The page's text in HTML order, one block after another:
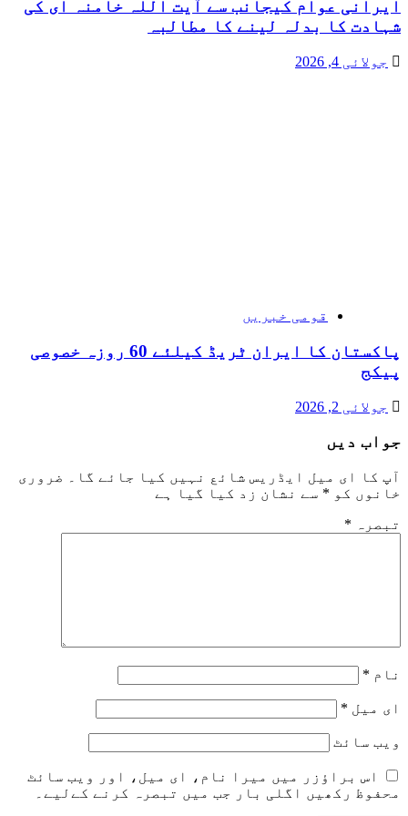
ایرانی عوام کیجانب سے آیت اللہ خامنہ ای کی
شہادت کا بدلہ لینے کا مطالبہ
جولائی 4, 2026
قومی خبریں
پاکستان کا ایران ٹریڈ کیلئے 60 روزہ خصوصی
پیکج
جولائی 2, 2026
جواب دیں
آپ کا ای میل ایڈریس شائع نہیں کیا جائے گا۔
ضروری
خانوں کو * سے نشان زد کیا گیا ہے
تبصرہ *
نام *
ای میل *
ویب‌ سائٹ
اس براؤزر میں میرا نام، ای میل، اور ویب سائٹ
محفوظ رکھیں اگلی بار جب میں تبصرہ کرنے کےلیے۔